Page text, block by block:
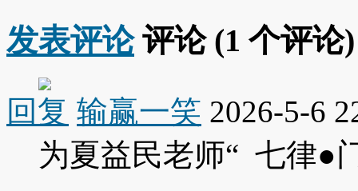
发表评论评论 (1 个评论)
回复 输赢一笑 2026-5-6
为夏益民老师“ 七律●